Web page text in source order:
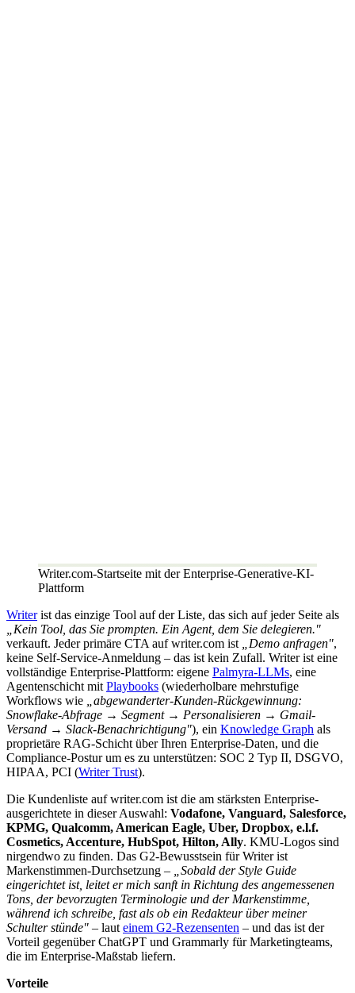
Writer.com-Startseite mit der Enterprise-Generative-KI-
Plattform
Writerist das einzige Tool auf der Liste, das sich auf jeder Seite als
„Kein Tool, das Sie prompten. Ein Agent, dem Sie delegieren."
verkauft. Jeder primäre CTA auf writer.com ist
„Demo anfragen",
keine Self-Service-Anmeldung – das ist kein Zufall. Writer ist eine
vollständige Enterprise-Plattform: eigene Palmyra-LLMs, eine
Agentenschicht mit Playbooks (wiederholbare mehrstufige
Workflows wie
„abgewanderter-Kunden-Rückgewinnung:
Snowflake-Abfrage → Segment → Personalisieren → Gmail-
Versand → Slack-Benachrichtigung"), ein Knowledge Graph als
proprietäre RAG-Schicht über Ihren Enterprise-Daten, und die
Compliance-Postur um es zu unterstützen: SOC 2 Typ II, DSGVO,
HIPAA, PCI (Writer Trust).
Die Kundenliste auf writer.com ist die am stärksten Enterprise-
ausgerichtete in dieser Auswahl: Vodafone, Vanguard, Salesforce,
KPMG, Qualcomm, American Eagle, Uber, Dropbox, e.l.f.
Cosmetics, Accenture, HubSpot, Hilton, Ally. KMU-Logos sind
nirgendwo zu finden. Das G2-Bewusstsein für Writer ist
Markenstimmen-Durchsetzung –
„Sobald der Style Guide
eingerichtet ist, leitet er mich sanft in Richtung des angemessenen
Tons, der bevorzugten Terminologie und der Markenstimme,
während ich schreibe, fast als ob ein Redakteur über meiner
Schulter stünde" – laut einem G2-Rezensenten – und das ist der
Vorteil gegenüber ChatGPT und Grammarly für Marketingteams,
die im Enterprise-Maßstab liefern.
Vorteile